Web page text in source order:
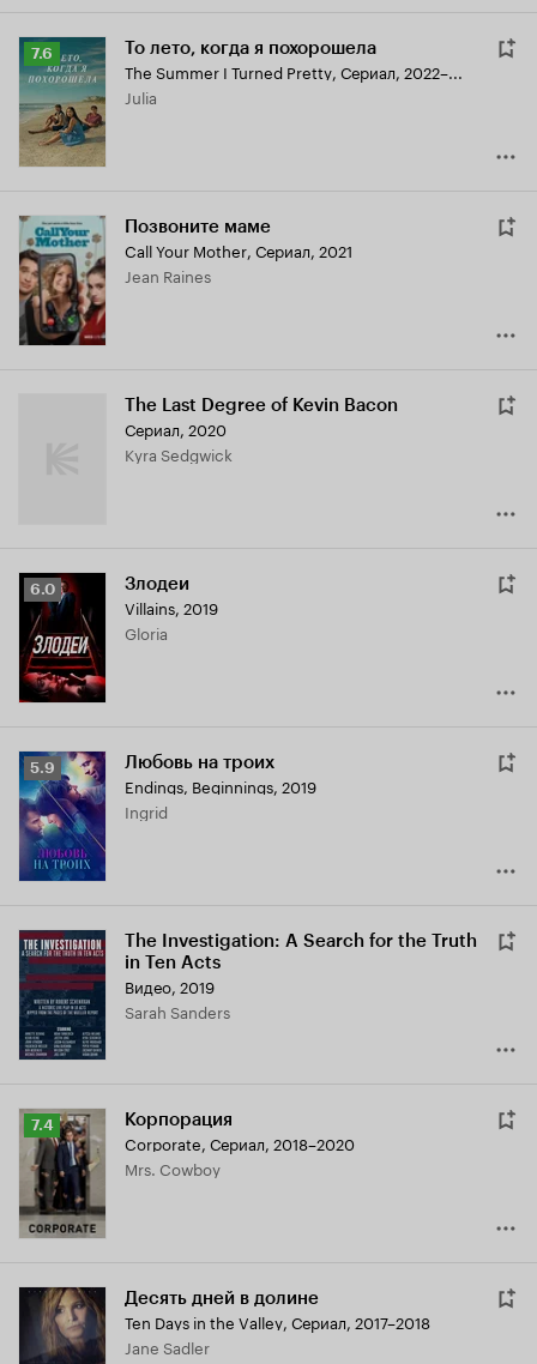
Рейтинг
Кинопоиска
7.6
7.6 То лето, когда я похорошела
The Summer I Turned Pretty, Сериал, 2022–...
Julia
Позвоните маме
Call Your Mother, Сериал, 2021
Jean Raines
The Last Degree of Kevin Bacon
Сериал, 2020
Kyra Sedgwick
Рейтинг
Кинопоиска
6.0
6.0 Злодеи
Villains, 2019
Gloria
Рейтинг
Кинопоиска
5.9
5.9 Любовь на троих
Endings, Beginnings, 2019
Ingrid
The Investigation: A Search for the Truth
in Ten Acts
Видео, 2019
Sarah Sanders
Рейтинг
Кинопоиска
7.4
7.4 Корпорация
Corporate, Сериал, 2018–2020
Mrs. Cowboy
Десять дней в долине
Ten Days in the Valley, Сериал, 2017–2018
Jane Sadler